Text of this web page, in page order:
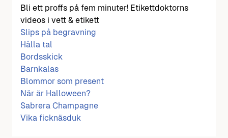
Bli ett proffs på fem minuter! Etikettdoktorns
videos i vett & etikett
Slips på begravning
Hålla tal
Bordsskick
Barnkalas
Blommor som present
När är Halloween?
Sabrera Champagne
Vika ficknäsduk